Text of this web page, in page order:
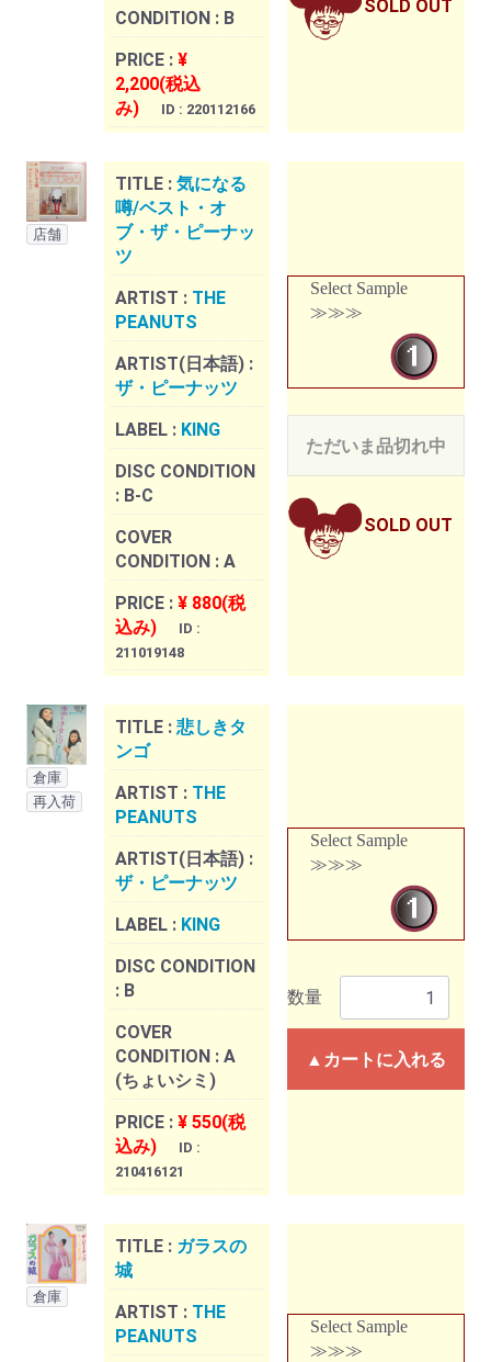
CONDITION : B
PRICE : ¥
2,200(税込
み)
ID : 220112166
SOLD OUT
店舗
TITLE : 気になる
噂/ベスト・オ
ブ・ザ・ピーナッ
ツ
ARTIST : THE
PEANUTS
ARTIST(日本語) :
ザ・ピーナッツ
LABEL : KING
DISC CONDITION
: B-C
COVER
CONDITION : A
PRICE : ¥ 880(税
込み)
ID :
211019148
Select Sample
≫≫≫
ただいま品切れ中
SOLD OUT
倉庫
再入荷
TITLE : 悲しきタ
ンゴ
ARTIST : THE
PEANUTS
ARTIST(日本語) :
ザ・ピーナッツ
LABEL : KING
DISC CONDITION
: B
COVER
CONDITION : A
(ちょいシミ)
PRICE : ¥ 550(税
込み)
ID :
210416121
Select Sample
≫≫≫
数量
▲カートに入れる
倉庫
TITLE : ガラスの
城
ARTIST : THE
PEANUTS
Select Sample
≫≫≫